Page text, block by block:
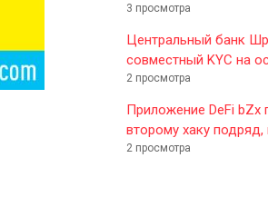
3 просмотра
Центральный банк
совместный KYC на
2 просмотра
Приложение DeFi bZx
второму хаку подряд,
2 просмотра